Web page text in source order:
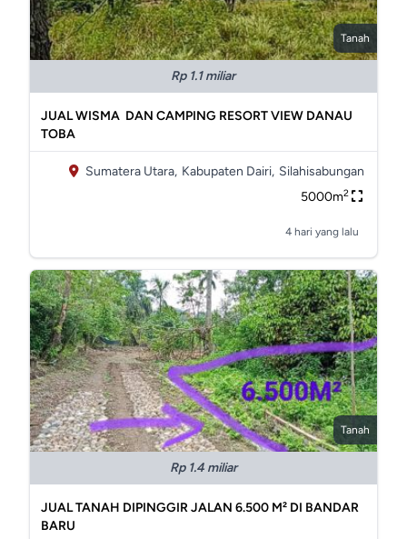
Tanah
Rp 1.1 miliar
JUAL WISMA DAN CAMPING RESORT VIEW DANAU
TOBA
Sumatera Utara, Kabupaten Dairi, Silahisabungan
5000m2
4 hari yang lalu
Tanah
Rp 1.4 miliar
JUAL TANAH DIPINGGIR JALAN 6.500 M² DI BANDAR
BARU